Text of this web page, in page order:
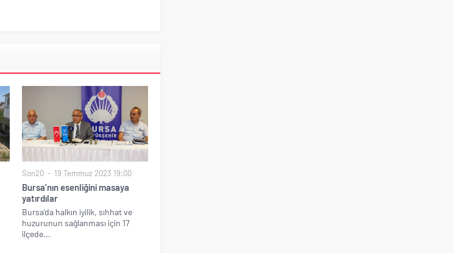
Son20 19 Temmuz 2023 19:00
Bursa’nın esenliğini masaya
yatırdılar
Bursa’da halkın iyilik, sıhhat ve
huzurunun sağlanması için 17
ilçede...